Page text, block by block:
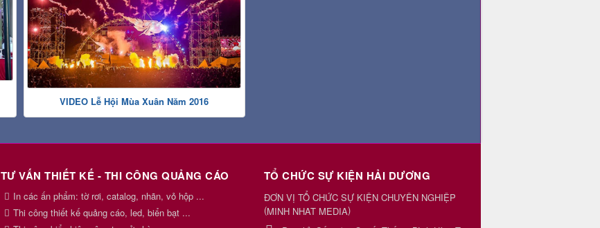
VIDEO Lễ Hội Mùa Xuân Năm 2016
TƯ VẤN THIẾT KẾ - THI CÔNG QUẢNG CÁO
In các ấn phẩm: tờ rơi, catalog, nhãn, vỏ hộp ...
Thi công thiết kế quảng cáo, led, biển bạt ...
TỔ CHỨC SỰ KIỆN HẢI DƯƠNG
ĐƠN VỊ TỔ CHỨC SỰ KIỆN CHUYÊN NGHIỆP
(MINH NHAT MEDIA)